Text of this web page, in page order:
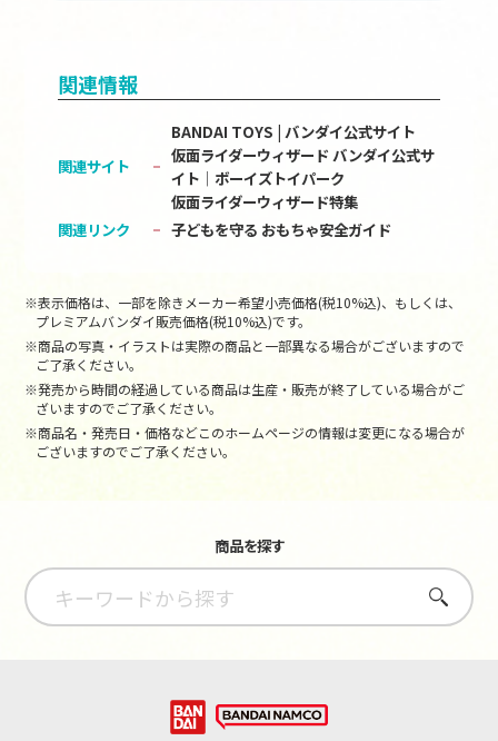
関連情報
関連サイト
BANDAI TOYS | バンダイ公式サイト
仮面ライダーウィザード バンダイ公式サ
イト│ボーイズトイパーク
仮面ライダーウィザード特集
関連リンク
子どもを守る おもちゃ安全ガイド
※表示価格は、一部を除きメーカー希望小売価格(税10%込)、もしくは、
プレミアムバンダイ販売価格(税10%込)です。
※商品の写真・イラストは実際の商品と一部異なる場合がございますので
ご了承ください。
※発売から時間の経過している商品は生産・販売が終了している場合がご
ざいますのでご了承ください。
※商品名・発売日・価格などこのホームページの情報は変更になる場合が
ございますのでご了承ください。
商品を探す
さがす